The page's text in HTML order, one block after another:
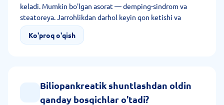
keladi. Mumkin bo'lgan asorat — demping-sindrom va
steatoreya. Jarrohlikdan darhol keyin qon ketishi va
tikuvlar yetishmovchiligi bo'lishi mumkin.
Ko'proq o'qish
Biliopankreatik shuntlashdan oldin
qanday bosqichlar o'tadi?